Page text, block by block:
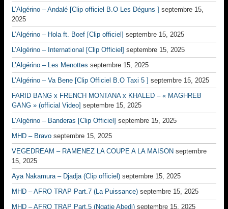
L’Algérino – Andalé [Clip officiel B.O Les Déguns ] septembre 15,
2025
L’Algérino – Hola ft. Boef [Clip officiel] septembre 15, 2025
L’Algérino – International [Clip Officiel] septembre 15, 2025
L’Algérino – Les Menottes septembre 15, 2025
L’Algérino – Va Bene [Clip Officiel B.O Taxi 5 ] septembre 15, 2025
FARID BANG x FRENCH MONTANA x KHALED – « MAGHREB
GANG » (official Video] septembre 15, 2025
L’Algérino – Banderas [Clip Officiel] septembre 15, 2025
MHD – Bravo septembre 15, 2025
VEGEDREAM – RAMENEZ LA COUPE A LA MAISON septembre
15, 2025
Aya Nakamura – Djadja (Clip officiel) septembre 15, 2025
MHD – AFRO TRAP Part.7 (La Puissance) septembre 15, 2025
MHD – AFRO TRAP Part.5 (Ngatie Abedi) septembre 15, 2025